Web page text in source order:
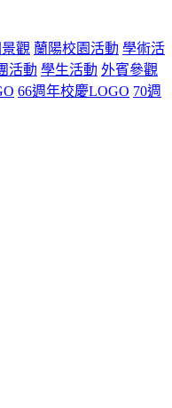
觀 蘭陽校園活動 學術活
活動 學生活動 外賓參觀
66週年校慶LOGO 70週